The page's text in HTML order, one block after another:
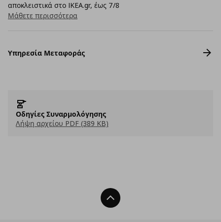
αποκλειστικά στο IKEA.gr, έως 7/8
Μάθετε περισσότερα
Υπηρεσία Μεταφοράς
Οδηγίες Συναρμολόγησης
Λήψη αρχείου PDF (389 KB)
Back To Top